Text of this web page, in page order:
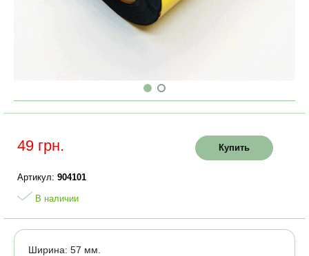
49 грн. Купить
Артикул: 904101
В наличии
Ширина: 57 мм.